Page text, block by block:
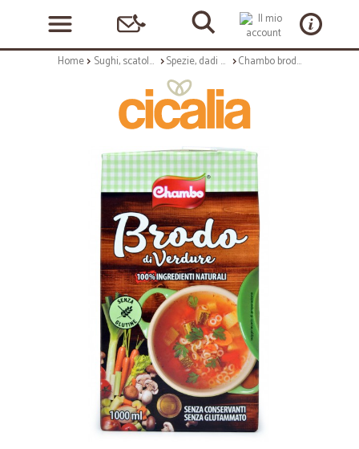
Home Sughi, scatolame e condimenti Spezie, dadi e insaporitori Chambo brodo di verdure lt.1